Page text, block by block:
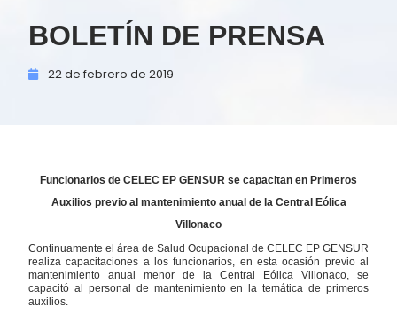
BOLETÍN DE PRENSA
22 de febrero de 2019
Funcionarios de CELEC EP GENSUR se capacitan en Primeros
Auxilios previo al mantenimiento anual de la Central Eólica
Villonaco
Continuamente el área de Salud Ocupacional de CELEC EP GENSUR
realiza capacitaciones a los funcionarios, en esta ocasión previo al
mantenimiento anual menor de la Central Eólica Villonaco, se
capacitó al personal de mantenimiento en la temática de primeros
auxilios.